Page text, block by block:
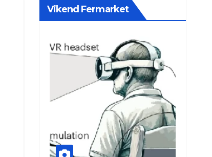
Vikend Fermarket